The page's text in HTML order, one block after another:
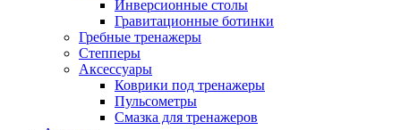
Инверсионные столы
Гравитационные ботинки
Гребные тренажеры
Степперы
Аксессуары
Коврики под тренажеры
Пульсометры
Смазка для тренажеров